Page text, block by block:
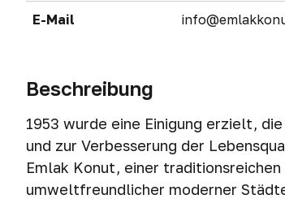
E-Mail
Beschreibung
1953 wurde eine Einigung erzielt,
und zur Verbesserung der
Emlak Konut, einer
umweltfreundlicher moderner